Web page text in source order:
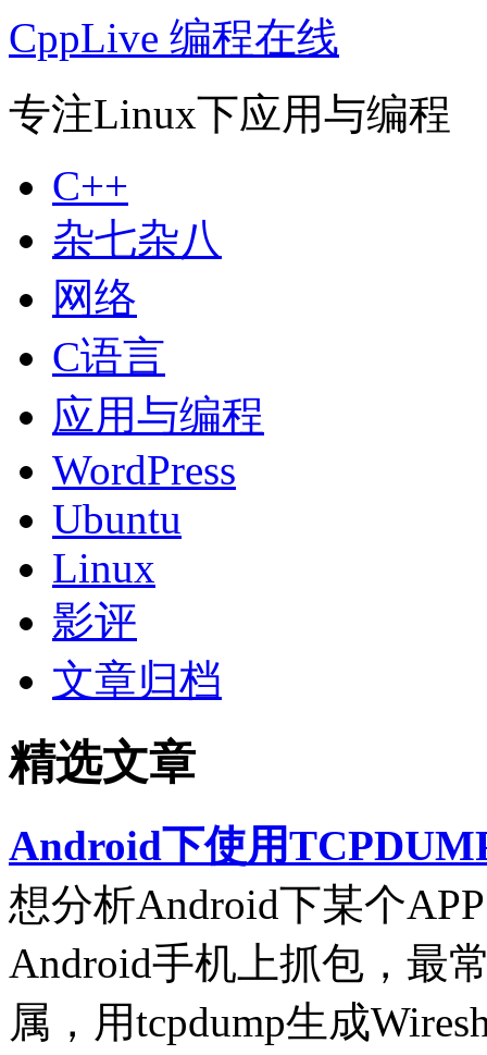
CppLive 编程在线
专注Linux下应用与编程
C++
杂七杂八
网络
C语言
应用与编程
WordPress
Ubuntu
Linux
影评
文章归档
精选文章
Android下使用
想分析Android下某个
Android手机上抓包，最
属，用tcpdump生成